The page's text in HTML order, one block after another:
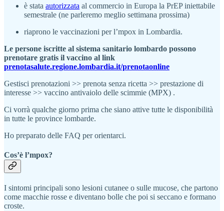
è stata autorizzata al commercio in Europa la PrEP iniettabile
semestrale (ne parleremo meglio settimana prossima)
riaprono le vaccinazioni per l’mpox in Lombardia.
Le persone iscritte al sistema sanitario lombardo possono
prenotare gratis il vaccino al link
prenotasalute.regione.lombardia.it/prenotaonline
Gestisci prenotazioni >> prenota senza ricetta >> prestazione di
interesse >> vaccino antivaiolo delle scimmie (MPX) .
Ci vorrà qualche giorno prima che siano attive tutte le disponibilità
in tutte le province lombarde.
Ho preparato delle FAQ per orientarci.
Cos’è l’mpox?
I sintomi principali sono lesioni cutanee o sulle mucose, che partono
come macchie rosse e diventano bolle che poi si seccano e formano
croste.